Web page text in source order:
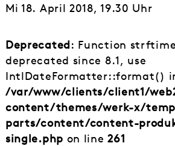
Mi 18. April 2018, 19.30 Uhr
Deprecated: Function
deprecated since 8.1, use
IntlDateFormatter::format()
/var/www/clients/client1/
content/themes/werk-x/
parts/content/content-
single.php on line261